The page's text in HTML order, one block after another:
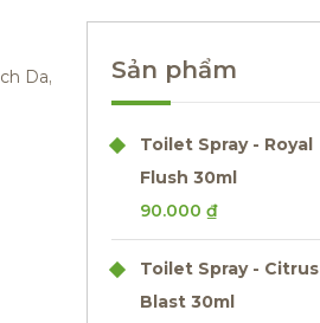
Da,
Sản phẩm
Toilet Spray - Royal
Flush 30ml
90.000 ₫
Toilet Spray - Citrus
Blast 30ml